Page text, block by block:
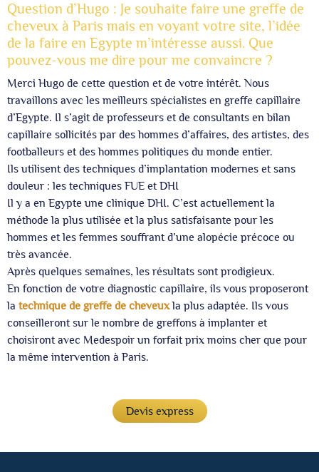
Question d’Hugo : Je souhaite faire une greffe de
cheveux à Paris mais en voyant votre site, l’idée
de la faire en Egypte m’intéresse aussi. Que
pouvez-vous me dire pour me convaincre ?
Merci Hugo de cette question et de votre intérêt. Nous
travaillons avec les meilleurs spécialistes en greffe capillaire
d’Egypte. Il s’agit de professeurs et de consultants en bilan
capillaire sollicités par des hommes d’affaires, des artistes, des
footballeurs et des hommes politiques du monde entier.
Ils utilisent des techniques d’implantation modernes et sans
douleur : les techniques FUE et DHI
Il y a en Egypte une clinique DHI. C’est actuellement la
méthode la plus utilisée et la plus satisfaisante pour les
hommes et les femmes souffrant d’une alopécie précoce ou
très avancée.
Après quelques semaines, les résultats sont prodigieux.
En fonction de votre diagnostic capillaire, ils vous proposeront
la technique de greffe de cheveuxla plus adaptée. Ils vous
conseilleront sur le nombre de greffons à implanter et
choisiront avec Medespoir un forfait prix moins cher que pour
la même intervention à Paris.
Devis express